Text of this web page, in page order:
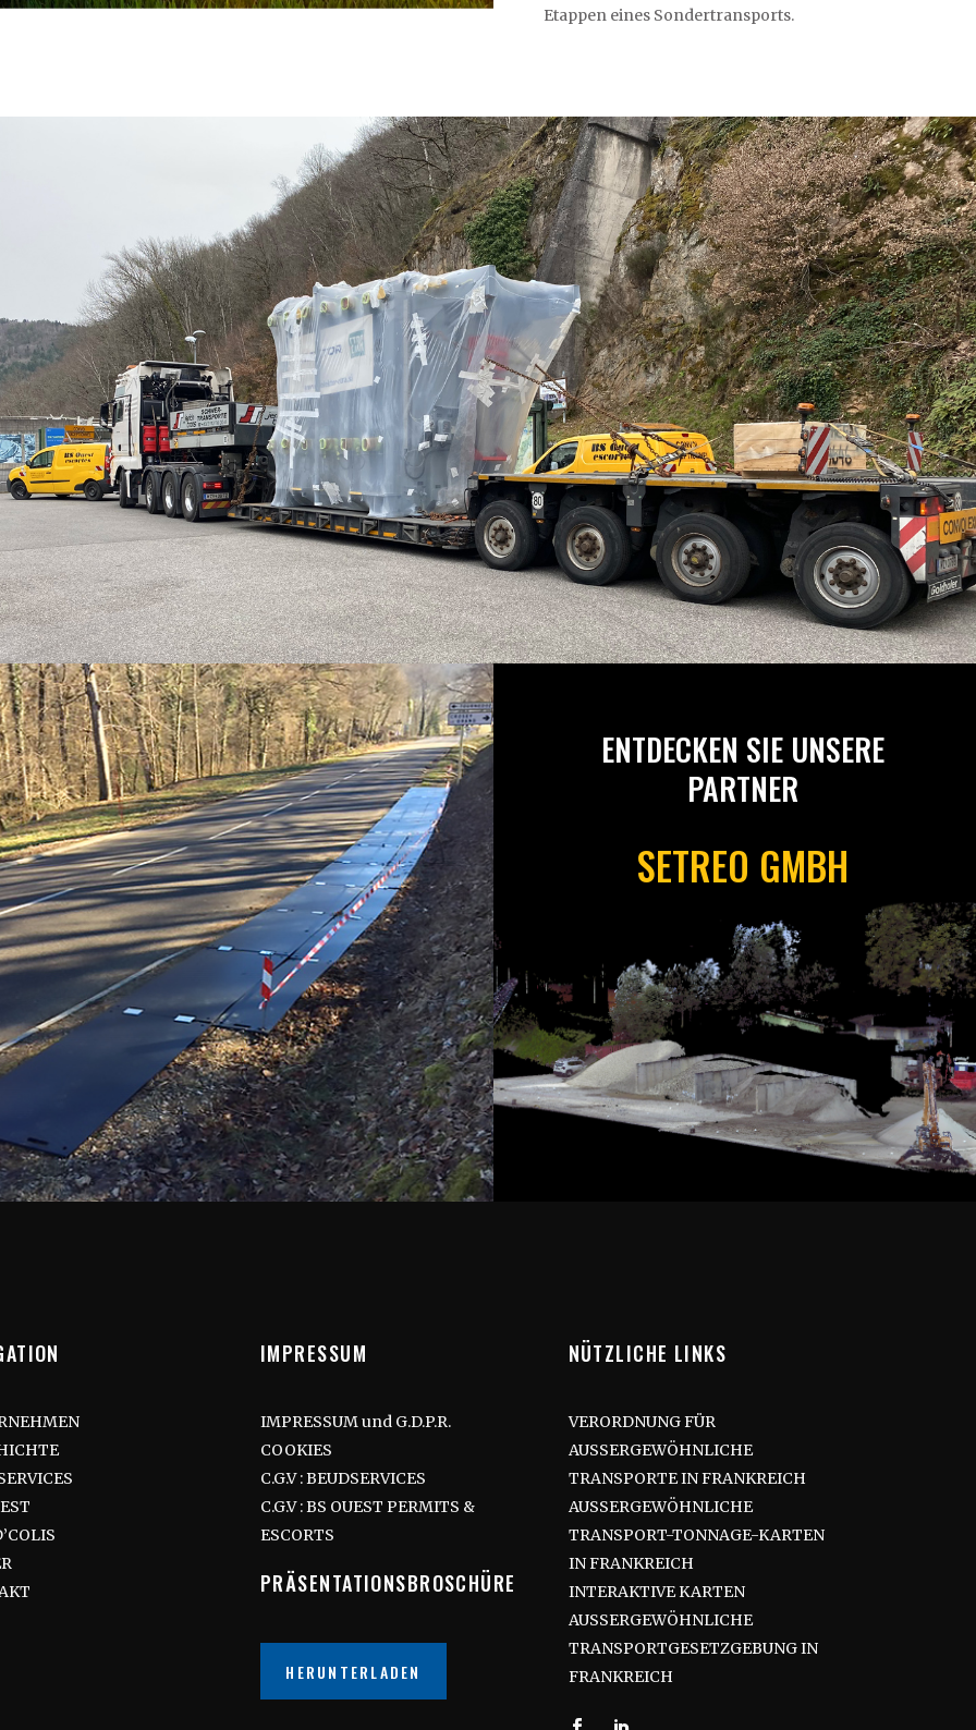
Etappen eines Sondertransports.
ENTDECKEN SIE UNSERE
PARTNER
SETREO GMBH
IMPRESSUM
IMPRESSUM und G.D.P.R.
COOKIES
C.G.V : BEUDSERVICES
C.G.V : BS OUEST PERMITS &
ESCORTS
PRÄSENTATIONSBROSCHÜRE
HERUNTERLADEN
NÜTZLICHE LINKS
VERORDNUNG FÜR
AUSSERGEWÖHNLICHE
TRANSPORTE IN FRANKREICH
AUSSERGEWÖHNLICHE
TRANSPORT-TONNAGE-KARTEN
IN FRANKREICH
INTERAKTIVE KARTEN
AUSSERGEWÖHNLICHE
TRANSPORTGESETZGEBUNG IN
FRANKREICH